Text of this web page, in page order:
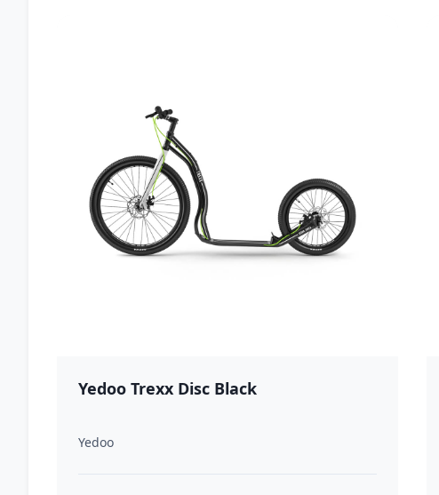
Yedoo Trexx Disc Black
Yedoo